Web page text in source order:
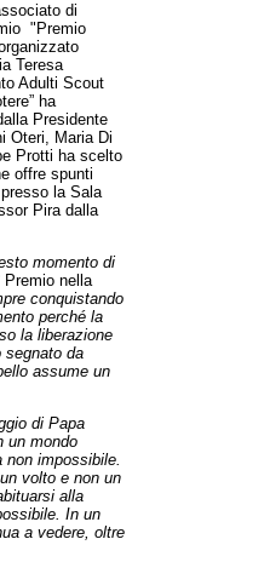
di
"Premio
Teresa
Adulti Scout
ha
Presidente
Oteri, Maria Di
Protti ha scelto
offre spunti
la Sala
Pira dalla
momento di
nella
conquistando
perché la
la liberazione
segnato da
assume un
di Papa
un mondo
non impossibile.
volto e non un
alla
In un
a vedere, oltre